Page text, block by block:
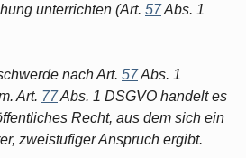
unterrichten (Art. 57Abs. 1
nach Art. 57Abs. 1
Art. 77Abs. 1 DSGVO handelt es
Recht, aus dem sich ein
zweistufiger Anspruch ergibt.